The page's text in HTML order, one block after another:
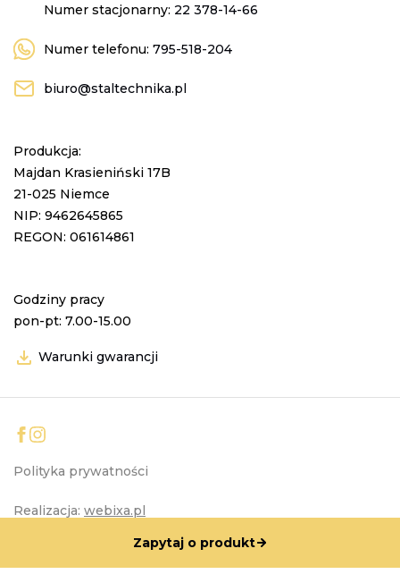
Zapytaj o produkt
Numer stacjonarny: 22 378-14-66
Numer telefonu: 795-518-204
biuro@staltechnika.pl
Produkcja:
Majdan Krasieniński 17B
21-025 Niemce
NIP: 9462645865
REGON: 061614861
Godziny pracy
pon-pt: 7.00-15.00
Warunki gwarancji
Polityka prywatności
Realizacja: webixa.pl